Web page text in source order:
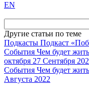
the
division
agent
watch
replica
showcases
substantial
areas.
EN
Другие статьи по теме
Подкасты Подкаст
События Чем будет
октября 27 Сентября
События Чем будет
Августа 2022